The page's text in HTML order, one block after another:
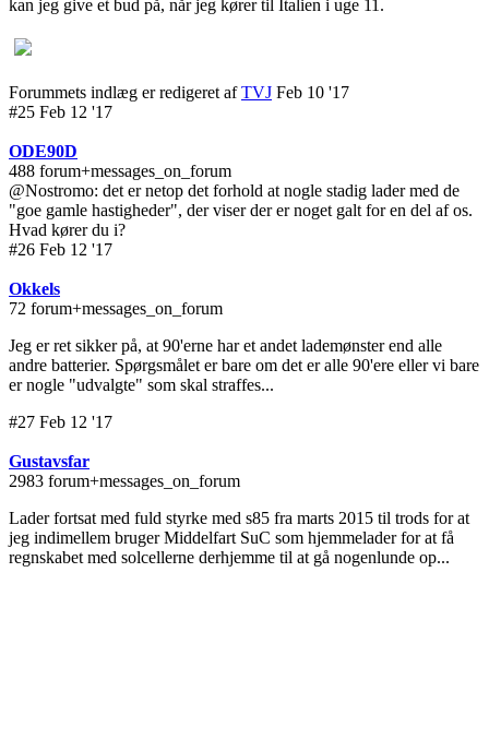
kan jeg give et bud på, når jeg kører til Italien i uge 11.
Forummets indlæg er redigeret afTVJ Feb 10 '17
#25 Feb 12 '17
ODE90D
488 forum+messages_on_forum
@Nostromo: det er netop det forhold at nogle stadig lader med de
"goe gamle hastigheder", der viser der er noget galt for en del af os.
Hvad kører du i?
#26 Feb 12 '17
Okkels
72 forum+messages_on_forum
Jeg er ret sikker på, at 90'erne har et andet lademønster end alle
andre batterier. Spørgsmålet er bare om det er alle 90'ere eller vi bare
er nogle "udvalgte" som skal straffes...
#27 Feb 12 '17
Gustavsfar
2983 forum+messages_on_forum
Lader fortsat med fuld styrke med s85 fra marts 2015 til trods for at
jeg indimellem bruger Middelfart SuC som hjemmelader for at få
regnskabet med solcellerne derhjemme til at gå nogenlunde op...